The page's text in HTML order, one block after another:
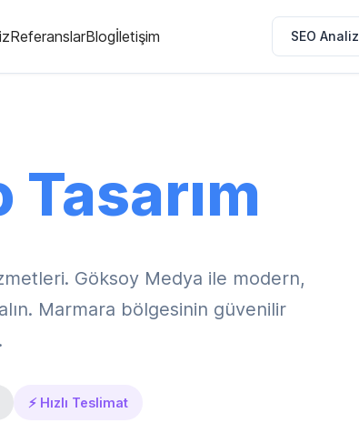
ReferanslarBlogİletişim SEO Analiz
Tasarım
Göksoy Medya ile modern,
Marmara bölgesinin güvenilir
⚡ Hızlı Teslimat